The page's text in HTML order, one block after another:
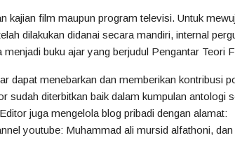
kajian film maupun program televisi. Untuk
dilakukan didanai secara mandiri, internal
buku ajar yang berjudul Pengantar Teori
dapat menebarkan dan memberikan kontribusi
sudah diterbitkan baik dalam kumpulan antologi
juga mengelola blog pribadi dengan alamat:
youtube: Muhammad ali mursid alfathoni,